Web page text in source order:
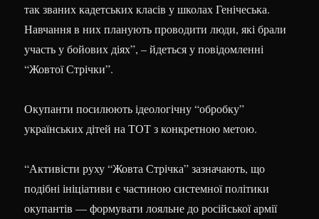
так званих кадетських класів у школах Генічеська.
Навчання в них планують проводити люди, які брали
участь у бойових діях”, – йдеться у повідомленні
“Жовтої Стрічки”.
Окупанти посилюють ідеологічну “обробку”
українських дітей на ТОТ з конкретною метою.
“Активісти руху “Жовта Стрічка” зазначають, що
подібні ініціативи є частиною системної політики
окупантів — формувати лояльне до російської армії